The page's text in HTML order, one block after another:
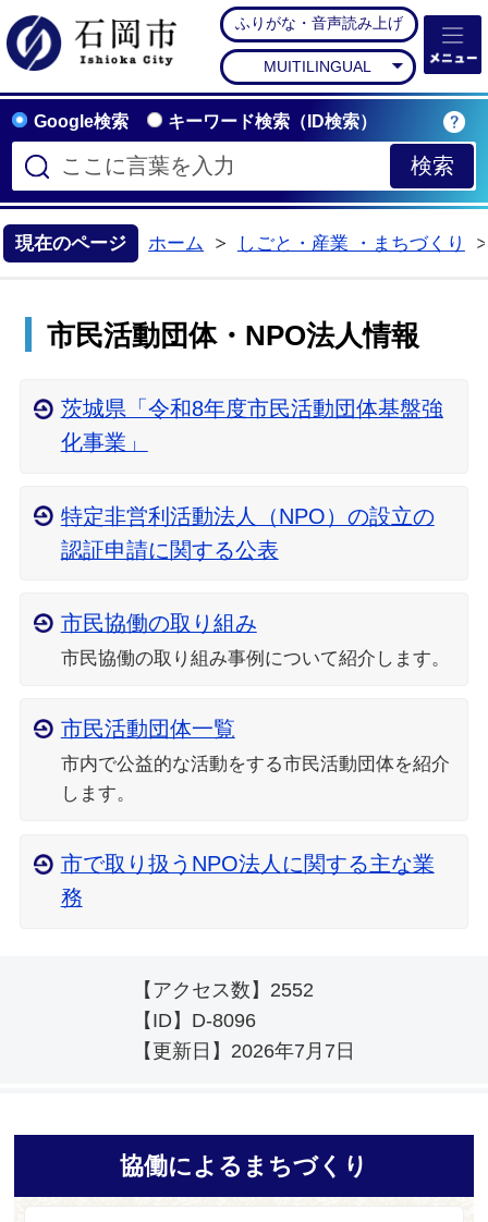
石岡市公式ホームペー
ふりがな・音声読み上げ
MUITILINGUAL
Google検索 キーワード検索（ID検索）
現在のページ ホーム
しごと・産業 ・まちづくり
市民活動団体・NPO法人情報
茨城県「令和8年度市民活動団体基盤強
化事業」
特定非営利活動法人（NPO）の設立の
認証申請に関する公表
市民協働の取り組み
市民協働の取り組み事例について紹介します。
市民活動団体一覧
市内で公益的な活動をする市民活動団体を紹介
します。
市で取り扱うNPO法人に関する主な業
務
【アクセス数】 2552
【ID】 D-8096
【更新日】 2026年7月7日
協働によるまちづくり